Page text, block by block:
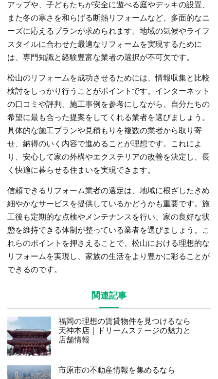
アップや、子どもたちが安全に遊べる庭やデッキの設置、
また冬の寒さを和らげる断熱リフォームなど、多面的なニ
ーズに応えるプランが求められます。地域の気候やライフ
スタイルに合わせた最適なリフォームを実現するために
は、専門知識と経験豊富な業者の選択が不可欠です。
松山のリフォームを成功させるためには、情報収集と比較
検討をしっかり行うことがポイントです。インターネット
の口コミや評判、施工事例を参考にしながら、自分たちの
希望に最も合った提案をしてくれる業者を選びましょう。
具体的な施工プランや見積もりを複数の業者から取り寄
せ、納得のいく内容で進めることが理想です。これによ
り、安心して家の外構やエクステリアの改善を決定し、長
く快適に暮らせる住まいを実現できます。
信頼できるリフォーム業者の選定は、地域に根ざしたきめ
細やかなサービスを提供しているかどうかも重要です。施
工後も定期的な点検やメンテナンスを行い、家の良好な状
態を維持できる体制が整っている業者を選びましょう。こ
れらのポイントを押さえることで、松山における理想的な
リフォームを実現し、家族の生活をより豊かに彩ることが
できるのです。
関連記事
福岡の理想の賃貸物件を見つけるなら
天神本店｜ドリームステージの魅力と
店舗情報
市原市の不動産情報を集めるなら